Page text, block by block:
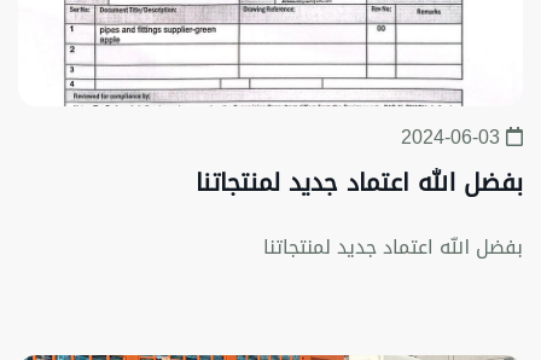
2024-06-03
بفضل الله اعتماد جديد لمنتجاتنا
بفضل الله اعتماد جديد لمنتجاتنا